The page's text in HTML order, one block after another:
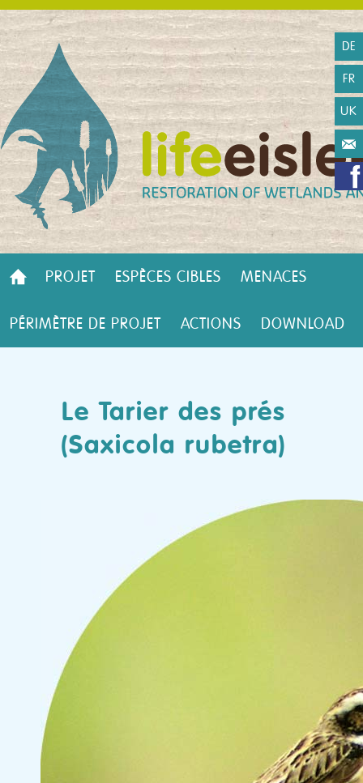
PROJET ESPÈCES CIBLES MENACES
PÉRIMÈTRE DE PROJET ACTIONS DOWNLOAD
DE
FR
UK
Le Tarier des prés
(Saxicola rubetra)